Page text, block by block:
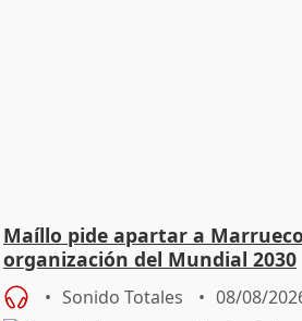
Maíllo pide apartar a
organización del Mundial 2030
Sonido Totales 08/08/